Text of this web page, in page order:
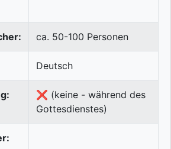
ca. 50-100 Personen
Deutsch
❌ (keine - während des
Gottesdienstes)